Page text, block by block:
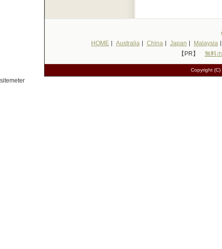
HOME
Australia China Japan
Malaysia
【PR】 無料
Copyright
sitemeter